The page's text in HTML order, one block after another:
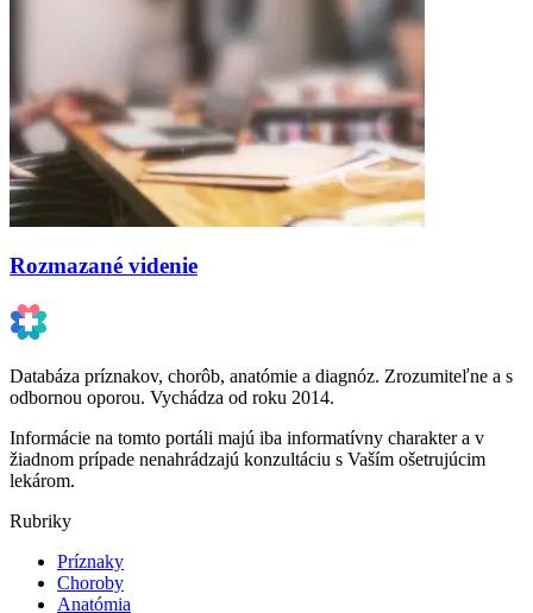
Rozmazané videnie
Databáza príznakov, chorôb, anatómie a diagnóz. Zrozumiteľne a s
odbornou oporou. Vychádza od roku 2014.
Informácie na tomto portáli majú iba informatívny charakter a v
žiadnom prípade nenahrádzajú konzultáciu s Vaším ošetrujúcim
lekárom.
Rubriky
Príznaky
Choroby
Anatómia